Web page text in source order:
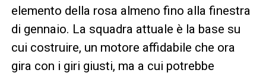
elemento della rosa almeno fino alla finestra
di gennaio. La squadra attuale è la base su
cui costruire, un motore affidabile che ora
gira con i giri giusti, ma a cui potrebbe